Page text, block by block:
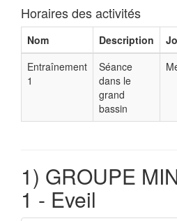
Horaires des activités
Nom Description
Entraînement
1
Séance
dans le
grand
bassin
1) GROUPE
1 - Eveil